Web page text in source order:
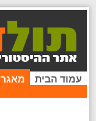
עמוד הבית